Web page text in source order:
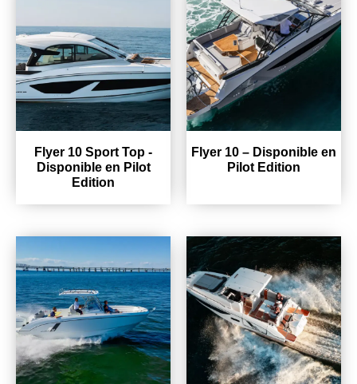
Flyer 10 Sport Top -
Disponible en Pilot
Edition
Flyer 10 – Disponible en
Pilot Edition